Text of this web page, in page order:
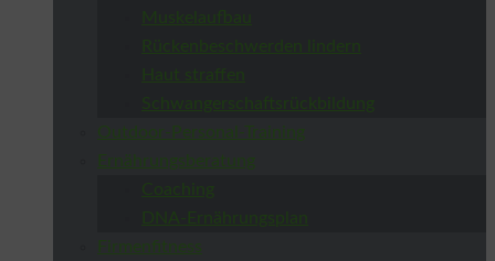
Outdoor-Personal-Training
Ernährungsberatung
Firmenfitness